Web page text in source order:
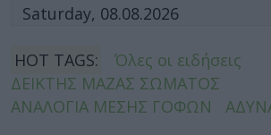
Saturday, 08.08.2026
HOT TAGS:
Όλες οι ειδήσεις
ΔΕΙΚΤΗΣ ΜΑΖΑΣ ΣΩΜΑΤΟΣ
ΑΝΑΛΟΓΙΑ ΜΕΣΗΣ ΓΟΦΩΝ